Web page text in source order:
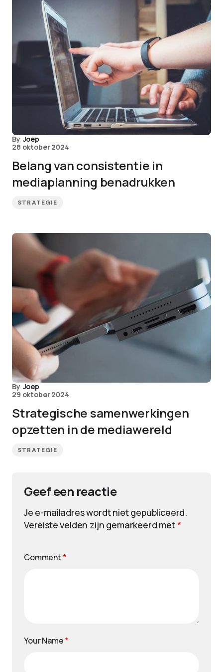
By Joep
28 oktober 2024
Belang van consistentie in
mediaplanning benadrukken
STRATEGIE
By Joep
29 oktober 2024
Strategische samenwerkingen
opzetten in de mediawereld
STRATEGIE
Geef een reactie
Je e-mailadres wordt niet gepubliceerd.
Vereiste velden zijn gemarkeerd met*
Comment *
Your Name*